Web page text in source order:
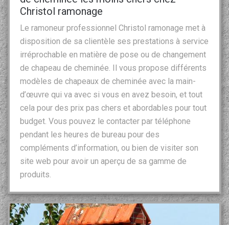
Christol ramonage
Le ramoneur professionnel Christol ramonage met à
disposition de sa clientèle ses prestations à service
irréprochable en matière de pose ou de changement
de chapeau de cheminée. Il vous propose différents
modèles de chapeaux de cheminée avec la main-
d’œuvre qui va avec si vous en avez besoin, et tout
cela pour des prix pas chers et abordables pour tout
budget. Vous pouvez le contacter par téléphone
pendant les heures de bureau pour des
compléments d’information, ou bien de visiter son
site web pour avoir un aperçu de sa gamme de
produits.